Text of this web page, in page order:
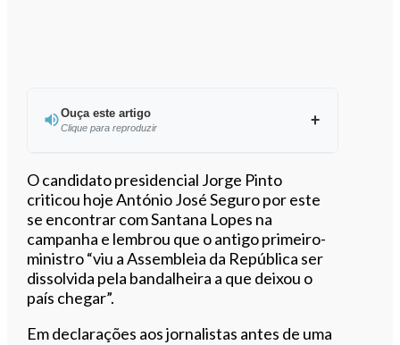
Ouça este artigo
Clique para reproduzir
Ouvir este artigo
O candidato presidencial Jorge Pinto
criticou hoje António José Seguro por este
se encontrar com Santana Lopes na
campanha e lembrou que o antigo primeiro-
ministro “viu a Assembleia da República ser
dissolvida pela bandalheira a que deixou o
país chegar”.
Em declarações aos jornalistas antes de uma